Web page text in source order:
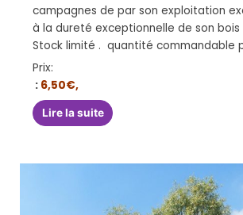
campagnes de par son exploitation
à la dureté exceptionnelle de son bois
Stock limité . quantité commandable
Prix:
: 6,50€,
Lire la suite